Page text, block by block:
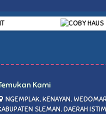
Kami
NGEMPLAK, KENAYAN,
SLEMAN, DAERAH